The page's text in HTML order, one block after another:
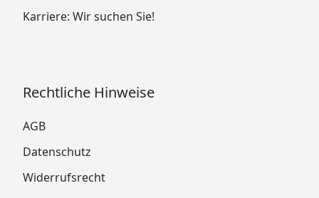
Karriere: Wir suchen Sie!
Rechtliche Hinweise
AGB
Datenschutz
Widerrufsrecht